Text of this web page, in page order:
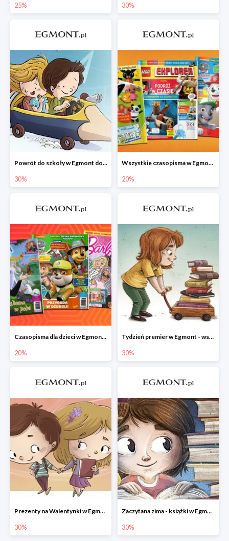
25% 30%
Powrót do szkoły w Egmont do -30%
30%
Wszystkie czasopisma w Egmont -20%
20%
Czasopisma dla dzieci w Egmont do -20%
20%
Tydzień premier w Egmont - wszystko -30%
30%
Prezenty na Walentynki w Egmont do -30%
30%
Zaczytana zima - książki w Egmont -30%
30%